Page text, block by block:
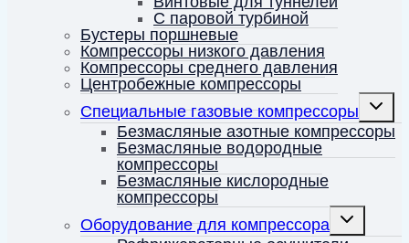
С паровой турбиной
Бустеры поршневые
Компрессоры низкого давления
Компрессоры среднего давления
Центробежные компрессоры
Специальные газовые компрессоры
меню
Безмасляные азотные компрессоры
Безмасляные водородные
компрессоры
Безмасляные кислородные
компрессоры
Оборудование для компрессора
Переключить